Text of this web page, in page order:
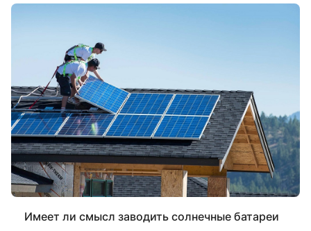
Имеет ли смысл заводить солнечные батареи